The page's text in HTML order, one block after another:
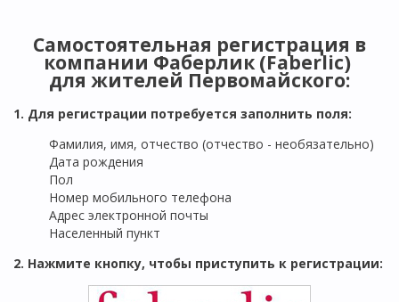
Самостоятельная регистрация в
компании Фаберлик (Faberlic)
для жителей Первомайского:
1. Для регистрации потребуется заполнить поля:
Фамилия, имя, отчество (отчество - необязательно)
Дата рождения
Пол
Номер мобильного телефона
Адрес электронной почты
Населенный пункт
2. Нажмите кнопку, чтобы приступить к регистрации: